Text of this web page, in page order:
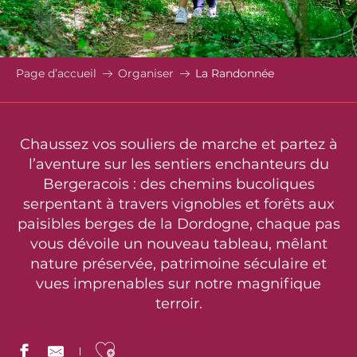
Page d’accueil Organiser La Randonnée
Chaussez vos souliers de marche et partez à
l’aventure sur les sentiers enchanteurs du
Bergeracois : des chemins bucoliques
serpentant à travers vignobles et forêts aux
paisibles berges de la Dordogne, chaque pas
vous dévoile un nouveau tableau, mêlant
nature préservée, patrimoine séculaire et
vues imprenables sur notre magnifique
terroir.